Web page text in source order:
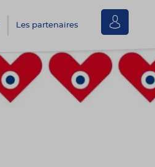
Les partenaires
connecter